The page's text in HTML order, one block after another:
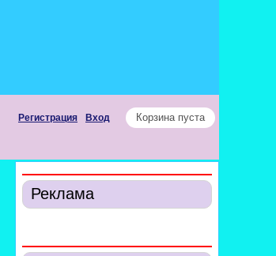
Корзина пуста
Регистрация Вход
Реклама